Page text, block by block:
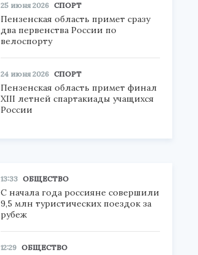
25 июня 2026 СПОРТ
Пензенская область примет сразу
два первенства России по
велоспорту
24 июня 2026 СПОРТ
Пензенская область примет финал
XIII летней спартакиады учащихся
России
13:33 ОБЩЕСТВО
С начала года россияне совершили
9,5 млн туристических поездок за
рубеж
12:29 ОБЩЕСТВО